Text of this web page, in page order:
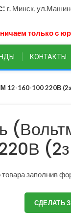
г. Минск,
только с
КОНТАКТЫ
12-160-100 220В
заполнив
СДЕЛАТЬ